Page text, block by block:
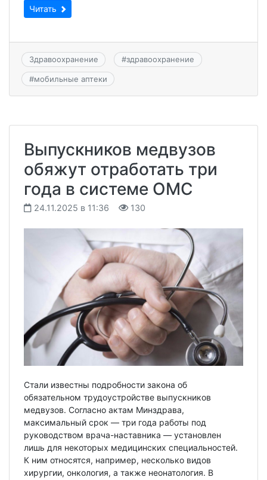
Читать
Здравоохранение #здравоохранение
#мобильные аптеки
Выпускников медвузов
обяжут отработать три
года в системе ОМС
24.11.2025 в 11:36 130
Стали известны подробности закона об
обязательном трудоустройстве выпускников
медвузов. Согласно актам Минздрава,
максимальный срок — три года работы под
руководством врача-наставника — установлен
лишь для некоторых медицинских специальностей.
К ним относятся, например, несколько видов
хирургии, онкология, а также неонатология. В